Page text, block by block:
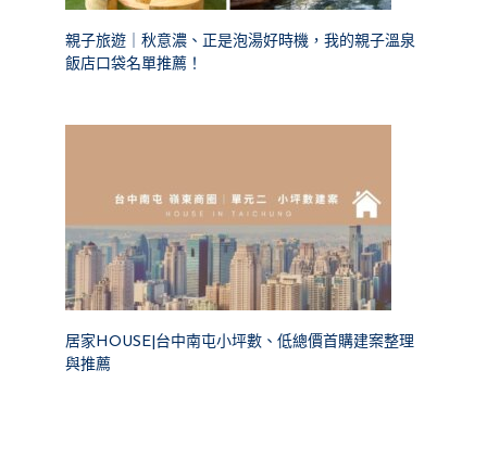
親子旅遊｜秋意濃、正是泡湯好時機，我的親子溫泉
飯店口袋名單推薦！
居家HOUSE|台中南屯小坪數、低總價首購建案整理
與推薦